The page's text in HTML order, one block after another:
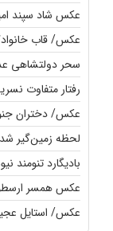
عکس شاد سپند
عکس/ قاب
سحر دولتشاهی
رفتار متفاوت
عکس/ دختران
لحظه زمین‌گیر
بادیگارد
عکس همسر
عکس/ استایل